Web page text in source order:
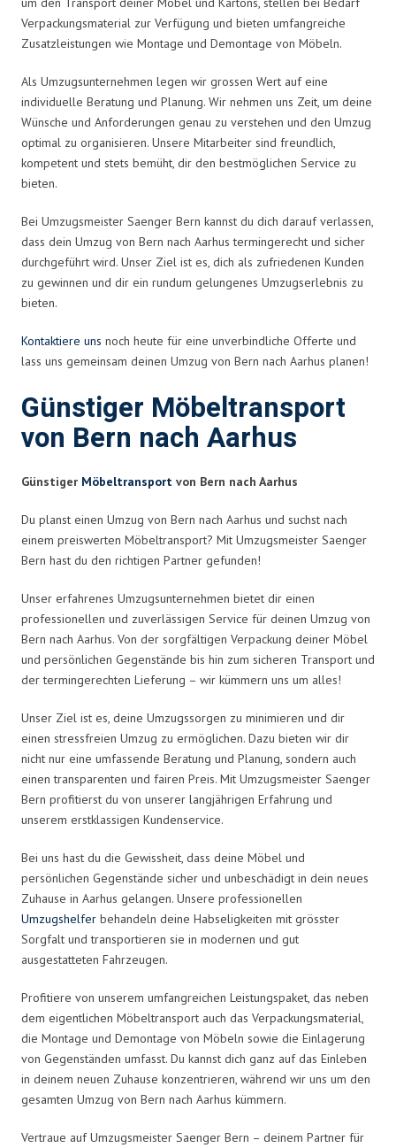
Verpackungsmaterial zur Verfügung und bieten umfangreiche
Zusatzleistungen wie Montage und Demontage von Möbeln.
Als Umzugsunternehmen legen wir grossen Wert auf eine
individuelle Beratung und Planung. Wir nehmen uns Zeit, um deine
Wünsche und Anforderungen genau zu verstehen und den Umzug
optimal zu organisieren. Unsere Mitarbeiter sind freundlich,
kompetent und stets bemüht, dir den bestmöglichen Service zu
bieten.
Bei Umzugsmeister Saenger Bern kannst du dich darauf verlassen,
dass dein Umzug von Bern nach Aarhus termingerecht und sicher
durchgeführt wird. Unser Ziel ist es, dich als zufriedenen Kunden
zu gewinnen und dir ein rundum gelungenes Umzugserlebnis zu
bieten.
Kontaktiere uns noch heute für eine unverbindliche Offerte und
lass uns gemeinsam deinen Umzug von Bern nach Aarhus planen!
Günstiger Möbeltransport
von Bern nach Aarhus
Günstiger Möbeltransport von Bern nach Aarhus
Du planst einen Umzug von Bern nach Aarhus und suchst nach
einem preiswerten Möbeltransport? Mit Umzugsmeister Saenger
Bern hast du den richtigen Partner gefunden!
Unser erfahrenes Umzugsunternehmen bietet dir einen
professionellen und zuverlässigen Service für deinen Umzug von
Bern nach Aarhus. Von der sorgfältigen Verpackung deiner Möbel
und persönlichen Gegenstände bis hin zum sicheren Transport und
der termingerechten Lieferung – wir kümmern uns um alles!
Unser Ziel ist es, deine Umzugssorgen zu minimieren und dir
einen stressfreien Umzug zu ermöglichen. Dazu bieten wir dir
nicht nur eine umfassende Beratung und Planung, sondern auch
einen transparenten und fairen Preis. Mit Umzugsmeister Saenger
Bern profitierst du von unserer langjährigen Erfahrung und
unserem erstklassigen Kundenservice.
Bei uns hast du die Gewissheit, dass deine Möbel und
persönlichen Gegenstände sicher und unbeschädigt in dein neues
Zuhause in Aarhus gelangen. Unsere professionellen
Umzugshelfer behandeln deine Habseligkeiten mit grösster
Sorgfalt und transportieren sie in modernen und gut
ausgestatteten Fahrzeugen.
Profitiere von unserem umfangreichen Leistungspaket, das neben
dem eigentlichen Möbeltransport auch das Verpackungsmaterial,
die Montage und Demontage von Möbeln sowie die Einlagerung
von Gegenständen umfasst. Du kannst dich ganz auf das Einleben
in deinem neuen Zuhause konzentrieren, während wir uns um den
gesamten Umzug von Bern nach Aarhus kümmern.
Vertraue auf Umzugsmeister Saenger Bern – deinem Partner für